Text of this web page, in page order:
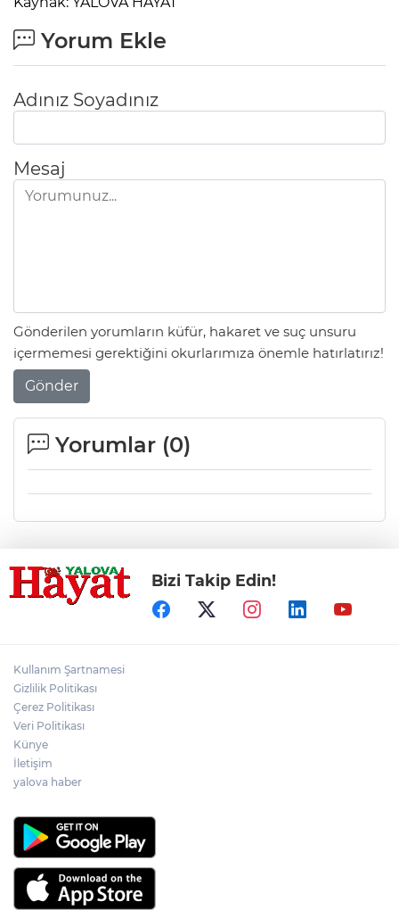
Yorum Ekle
Adınız Soyadınız
Mesaj
Gönderilen yorumların küfür, hakaret ve suç unsuru
içermemesi gerektiğini okurlarımıza önemle hatırlatırız!
Gönder
Yorumlar (0)
Bizi Takip Edin!
Kullanım Şartnamesi
Gizlilik Politikası
Çerez Politikası
Veri Politikası
Künye
İletişim
yalova haber